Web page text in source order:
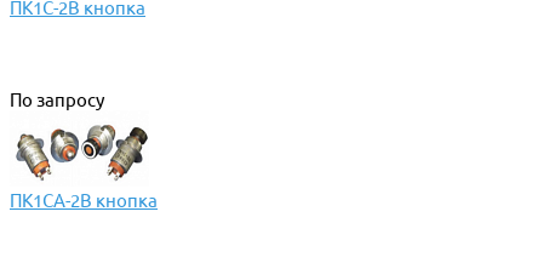
ПК1С-2В кнопка
По запросу
ПК1СА-2В кнопка